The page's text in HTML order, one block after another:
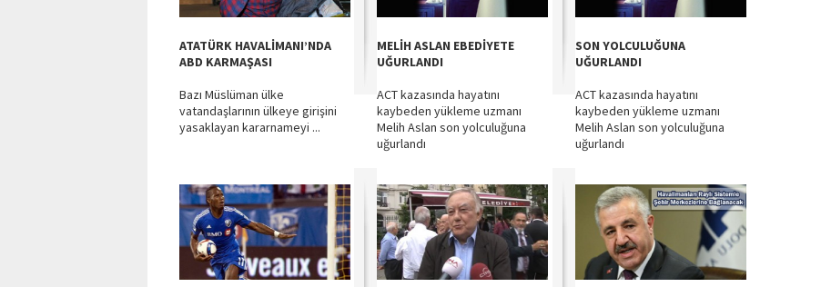
ATATÜRK HAVALİMANI’NDA
ABD KARMAŞASI
Bazı Müslüman ülke
vatandaşlarının ülkeye girişini
yasaklayan kararnameyi ...
MELİH ASLAN EBEDİYETE
UĞURLANDI
ACT kazasında hayatını
kaybeden yükleme uzmanı
Melih Aslan son yolculuğuna
uğurlandı
SON YOLCULUĞUNA
UĞURLANDI
ACT kazasında hayatını
kaybeden yükleme uzmanı
Melih Aslan son yolculuğuna
uğurlandı